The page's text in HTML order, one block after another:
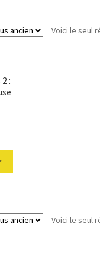
Voici le seul
:
:
Voici le seul